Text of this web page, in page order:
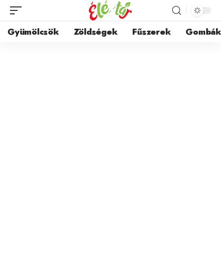
Gyümölcsök Zöldségek Fűszerek Gombák